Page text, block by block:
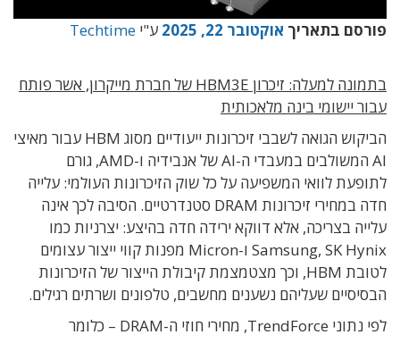
פורסם בתאריך אוקטובר 22, 2025 ע"י Techtime
בתמונה למעלה: זיכרון HBM3E של חברת מייקרון, אשר פותח
עבור יישומי בינה מלאכותית
הביקוש הגואה לשבבי זיכרונות ייעודיים מסוג HBM עבור מאיצי
AI המשולבים במעבדי ה-AI של אנבידיה ו-AMD, גורם
לתופעת לוואי המשפיעה על כל שוק הזיכרונות העולמי: עלייה
חדה במחירי זיכרונות DRAM סטנדרטיים. הסיבה לכך אינה
עלייה בצריכה, אלא דווקא ירידה חדה בהיצע: יצרניות כמו
Samsung, SK Hynix ו-Micron מפנות קווי ייצור עצומים
לטובת HBM, וכך מצטמצמת קיבולת הייצור של הזיכרונות
הבסיסיים שעליהם נשענים מחשבים, טלפונים ושרתים רגילים.
לפי נתוני TrendForce, מחירי חוזי ה-DRAM – כלומר